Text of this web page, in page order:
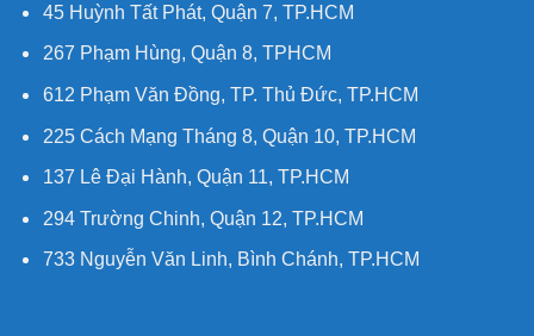
45 Huỳnh Tất Phát, Quận 7, TP.HCM
267 Phạm Hùng, Quận 8, TPHCM
612 Phạm Văn Đồng, TP. Thủ Đức, TP.HCM
225 Cách Mạng Tháng 8, Quận 10, TP.HCM
137 Lê Đại Hành, Quận 11, TP.HCM
294 Trường Chinh, Quận 12, TP.HCM
733 Nguyễn Văn Linh, Bình Chánh, TP.HCM